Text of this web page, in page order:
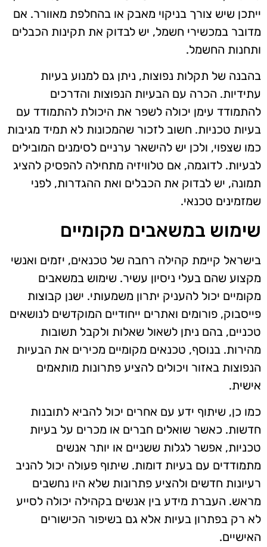
ייתכן שיש צורך בניקוי מאבק או בהחלפת מאוורר. אם
מדובר במכשירי חשמל, יש לבדוק את תקינות הכבלים
ותחנות החשמל.
בהבנה של תקלות נפוצות, ניתן גם למנוע בעיות
עתידיות. הכרה עם הבעיות הנפוצות והדרכים
להתמודד עימן יכולה לשפר את היכולת להתמודד עם
בעיות טכניות. חשוב לזכור שהמכונות לא תמיד מגיבות
כמו שצפוי, ולכן יש להישאר ערניים לסימנים המובילים
לבעיות. לדוגמה, אם טלוויזיה מתחילה להפסיק להציג
תמונה, יש לבדוק את הכבלים ואת ההגדרות, לפני
שמזמינים טכנאי.
שימוש במשאבים מקומיים
בישראל קיימת קהילה רחבה של טכנאים, יזמים ואנשי
מקצוע שהם בעלי ניסיון עשיר. שימוש במשאבים
מקומיים יכול להעניק יתרון משמעותי. ישנן קבוצות
פייסבוק, פורומים ואתרים ייחודיים המוקדשים לנושאים
טכניים, בהם ניתן לשאול שאלות ולקבל תשובות
מהירות. בנוסף, טכנאים מקומיים מכירים את הבעיות
הנפוצות באזור ויכולים להציע פתרונות מותאמים
אישית.
כמו כן, שיתוף ידע עם אחרים יכול להביא לתובנות
חדשות. כאשר שואלים חברים או מכרים על בעיות
טכניות, אפשר לגלות ששניים או יותר אנשים
מתמודדים עם בעיות דומות. שיתוף פעולה יכול להניב
רעיונות חדשים ולהציע פתרונות שלא היו נחשבים
מראש. העברת מידע בין אנשים בקהילה יכולה לסייע
לא רק בפתרון בעיות אלא גם בשיפור הכישורים
האישיים.